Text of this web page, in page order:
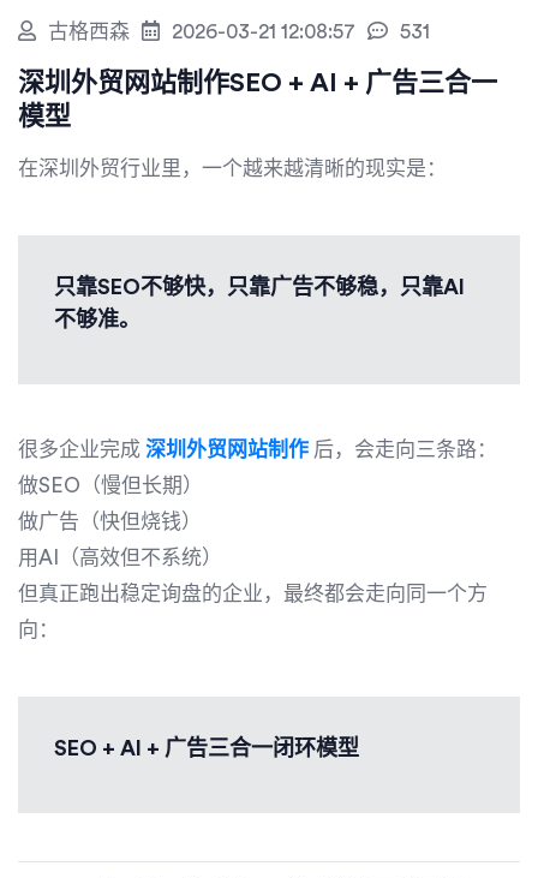
古格西森 2026-03-21 12:08:57 531
深圳外贸网站制作SEO + AI + 广告三合一
模型
在深圳外贸行业里，一个越来越清晰的现实是：
只靠SEO不够快，只靠广告不够稳，只靠AI
不够准。
很多企业完成 深圳外贸网站制作 后，会走向三条路：
做SEO（慢但长期）
做广告（快但烧钱）
用AI（高效但不系统）
但真正跑出稳定询盘的企业，最终都会走向同一个方
向：
SEO + AI + 广告三合一闭环模型